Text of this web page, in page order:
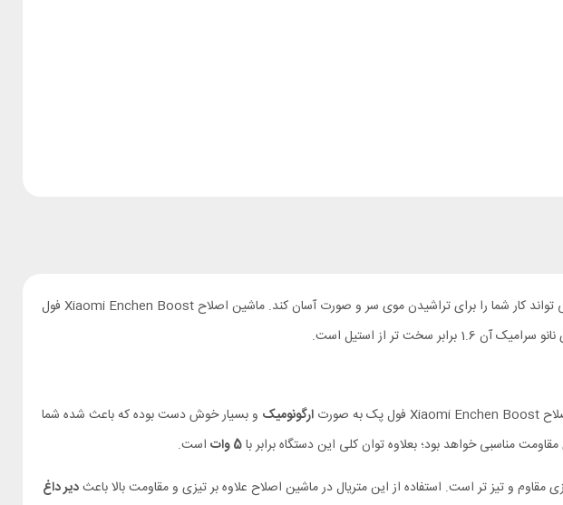
برای زیبایی سر و صورت آقایان استفاده از ماشین اصلاح باکیفیت اجتناب ناپذیر است. به کارگیری یک ماشین اصلاح مناسب می تواند کار شما را برای تراشیدن موی سر و صورت آسان کند. ماشین اصلاح Xiaomi Enchen Boost فول
تر از استیل است.
ارگونومیک و بسیار خوش دست بوده که باعث شده شما
مناسبی خواهد بود؛ بعلاوه توان کلی این دستگاه برابر با5 وات
است.
دیر داغ